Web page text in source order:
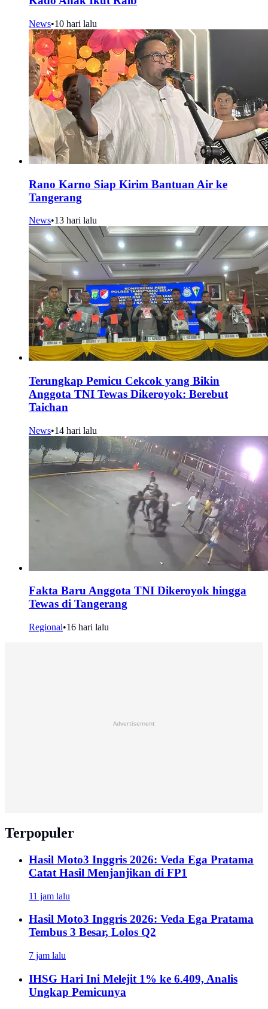
News•10 hari lalu
Rano Karno Siap Kirim Bantuan Air ke
Tangerang
News•13 hari lalu
Terungkap Pemicu Cekcok yang Bikin
Anggota TNI Tewas Dikeroyok: Berebut
Taichan
News•14 hari lalu
Fakta Baru Anggota TNI Dikeroyok hingga
Tewas di Tangerang
Regional•16 hari lalu
Advertisement
Terpopuler
Hasil Moto3 Inggris 2026: Veda Ega Pratama
Catat Hasil Menjanjikan di FP1
11 jam lalu
Hasil Moto3 Inggris 2026: Veda Ega Pratama
Tembus 3 Besar, Lolos Q2
7 jam lalu
IHSG Hari Ini Melejit 1% ke 6.409, Analis
Ungkap Pemicunya